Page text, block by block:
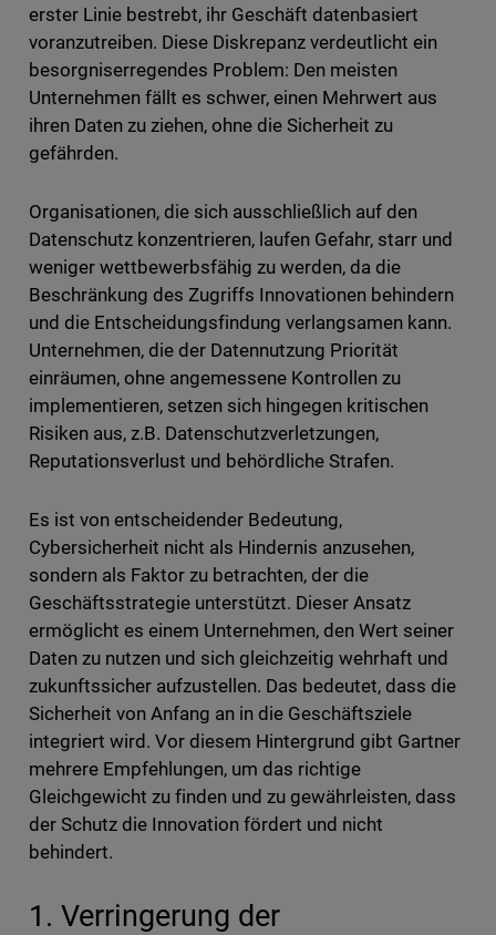
erster Linie bestrebt, ihr Geschäft datenbasiert
voranzutreiben. Diese Diskrepanz verdeutlicht ein
besorgniserregendes Problem: Den meisten
Unternehmen fällt es schwer, einen Mehrwert aus
ihren Daten zu ziehen, ohne die Sicherheit zu
gefährden.
Organisationen, die sich ausschließlich auf den
Datenschutz konzentrieren, laufen Gefahr, starr und
weniger wettbewerbsfähig zu werden, da die
Beschränkung des Zugriffs Innovationen behindern
und die Entscheidungsfindung verlangsamen kann.
Unternehmen, die der Datennutzung Priorität
einräumen, ohne angemessene Kontrollen zu
implementieren, setzen sich hingegen kritischen
Risiken aus, z.B. Datenschutzverletzungen,
Reputationsverlust und behördliche Strafen.
Es ist von entscheidender Bedeutung,
Cybersicherheit nicht als Hindernis anzusehen,
sondern als Faktor zu betrachten, der die
Geschäftsstrategie unterstützt. Dieser Ansatz
ermöglicht es einem Unternehmen, den Wert seiner
Daten zu nutzen und sich gleichzeitig wehrhaft und
zukunftssicher aufzustellen. Das bedeutet, dass die
Sicherheit von Anfang an in die Geschäftsziele
integriert wird. Vor diesem Hintergrund gibt Gartner
mehrere Empfehlungen, um das richtige
Gleichgewicht zu finden und zu gewährleisten, dass
der Schutz die Innovation fördert und nicht
behindert.
1. Verringerung der